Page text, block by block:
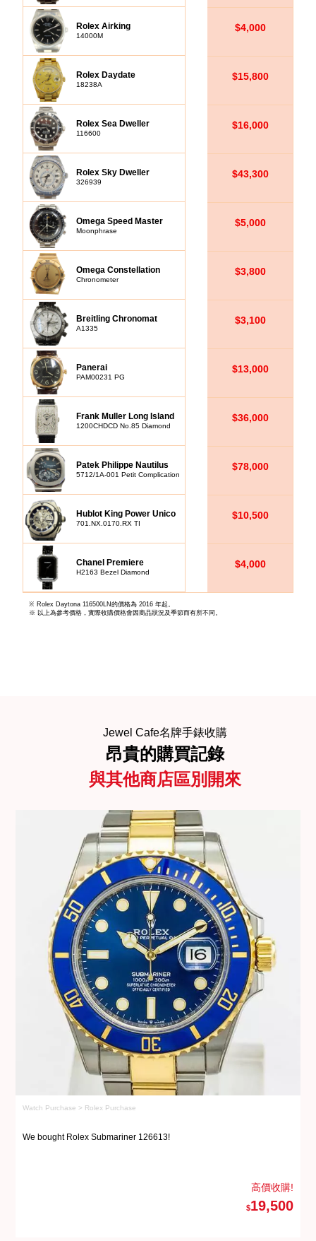
Rolex Airking
14000M
$4,000
Rolex Daydate
18238A
$15,800
Rolex Sea Dweller
116600
$16,000
Rolex Sky Dweller
326939
$43,300
Omega Speed Master
Moonphrase
$5,000
Omega Constellation
Chronometer
$3,800
Breitling Chronomat
A1335
$3,100
Panerai
PAM00231 PG
$13,000
Frank Muller Long Island
1200CHDCD No.85 Diamond
$36,000
Patek Philippe Nautilus
5712/1A-001 Petit Complication
$78,000
Hublot King Power Unico
701.NX.0170.RX TI
$10,500
Chanel Premiere
H2163 Bezel Diamond
$4,000
※ Rolex Daytona 116500LN的價格為 2016 年起。
※ 以上為參考價格，實際收購價格會因商品狀況及季節而有所不同。
Jewel Cafe名牌手錶收購
昂貴的購買記錄
與其他商店區別開來
Watch Purchase > Rolex Purchase
We bought Rolex Submariner 126613!
高價收購!
$19,500